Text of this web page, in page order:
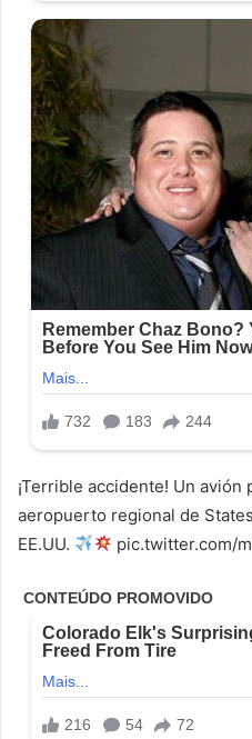
¡Terrible accidente! Un
aeropuerto regional de
EE.UU.
pic.twitter.com/